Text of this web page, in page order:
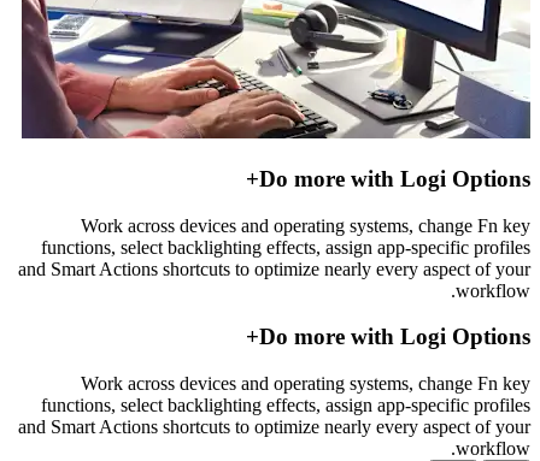
Do more with Logi Options+
Work across devices and operating systems, change Fn key
functions, select backlighting effects, assign app-specific profiles
and Smart Actions shortcuts to optimize nearly every aspect of your
workflow.
Do more with Logi Options+
Work across devices and operating systems, change Fn key
functions, select backlighting effects, assign app-specific profiles
and Smart Actions shortcuts to optimize nearly every aspect of your
workflow.